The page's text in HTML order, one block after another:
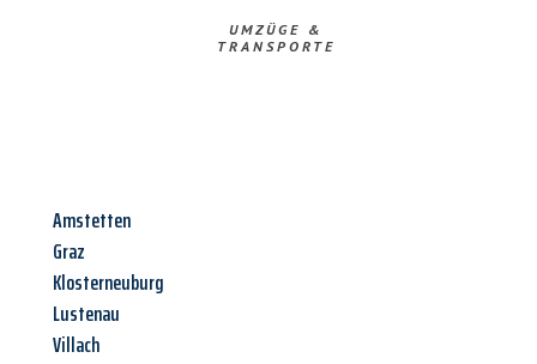
UMZÜGE &
TRANSPORTE
Amstetten
Graz
Klosterneuburg
Lustenau
Villach